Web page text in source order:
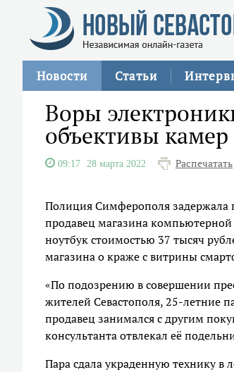
Новости Статьи
Воры
объективы
09:17 28 марта 2022 Распечатать
Полиция Симферополя задержала
продавец магазина
ноутбук стоимостью 37 тысяч
магазина о краже с витрины
«По подозрению в совершении
жителей Севастополя, 25-летние
продавец занимался с другим
консультанта отвлекал её
Пара сдала украденную технику в